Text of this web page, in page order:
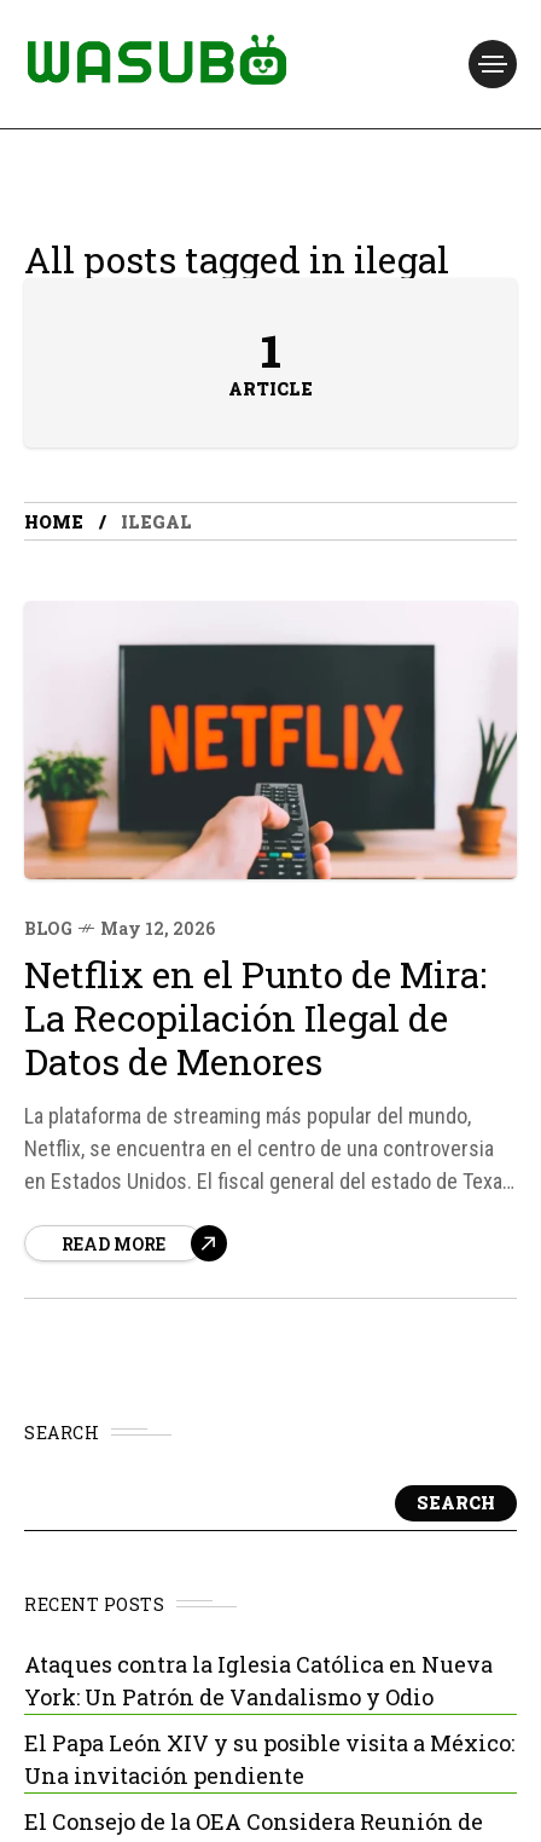
All posts tagged in ilegal
1
ARTICLE
HOME ILEGAL
BLOG May 12, 2026
Netflix en el Punto de Mira:
La Recopilación Ilegal de
Datos de Menores
La plataforma de streaming más popular del mundo,
Netflix, se encuentra en el centro de una controversia
en Estados Unidos. El fiscal general del estado de Texas,
empresa, alegando que recopila datos de usuarios
READ MORE
SEARCH
SEARCH
RECENT POSTS
Ataques contra la Iglesia Católica en Nueva
York: Un Patrón de Vandalismo y Odio
El Papa León XIV y su posible visita a México:
Una invitación pendiente
El Consejo de la OEA Considera Reunión de